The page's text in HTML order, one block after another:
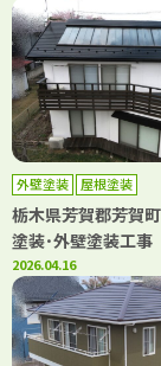
外壁塗装 屋根塗装
栃木県芳賀郡芳賀
塗装･外壁塗装工事
2026.04.16